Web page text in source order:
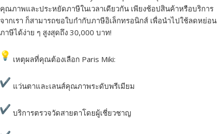
คุณภาพและประหยัดภาษีในเวลาเดียวกัน เพียงช้อปสินค้าหรือบริการ
จากเรา ก็สามารถขอใบกำกับภาษีอิเล็กทรอนิกส์ เพื่อนำไปใช้ลดหย่อน
ภาษีได้ง่าย ๆ สูงสุดถึง 30,000 บาท!
เหตุผลที่คุณต้องเลือก Paris Miki:
แว่นตาและเลนส์คุณภาพระดับพรีเมียม
บริการตรวจวัดสายตาโดยผู้เชี่ยวชาญ